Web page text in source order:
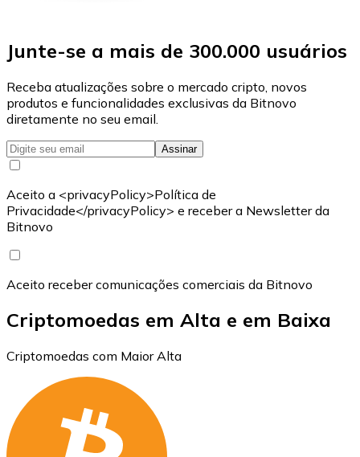
Junte-se a mais de 300.000 usuários
Receba atualizações sobre o mercado cripto, novos
produtos e funcionalidades exclusivas da Bitnovo
diretamente no seu email.
Assinar
Aceito a <privacyPolicy>Política de
Privacidade</privacyPolicy> e receber a Newsletter da
Bitnovo
Aceito receber comunicações comerciais da Bitnovo
Criptomoedas em Alta e em Baixa
Criptomoedas com Maior Alta